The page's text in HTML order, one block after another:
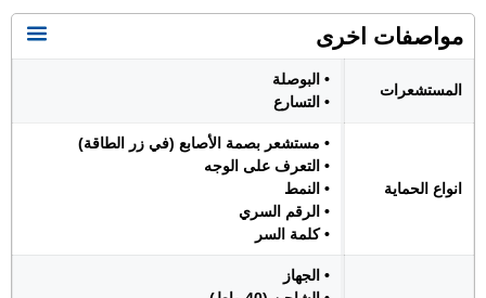
مواصفات اخرى
المستشعرات
• البوصلة
• التسارع
انواع الحماية
• مستشعر بصمة الأصابع (في زر الطاقة)
• التعرف على الوجه
• النمط
• الرقم السري
• كلمة السر
• الجهاز